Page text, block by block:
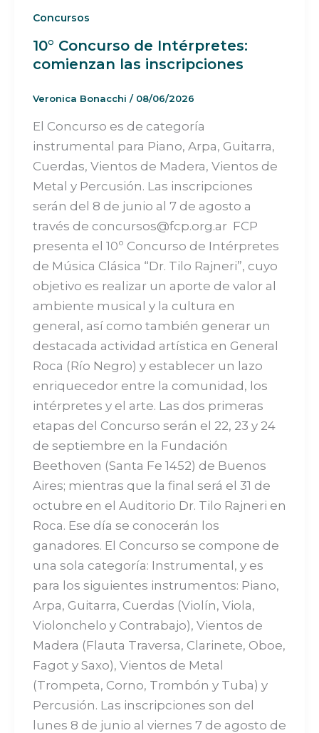
Concursos
10° Concurso de Intérpretes:
comienzan las inscripciones
Veronica Bonacchi / 08/06/2026
El Concurso es de categoría
instrumental para Piano, Arpa, Guitarra,
Cuerdas, Vientos de Madera, Vientos de
Metal y Percusión. Las inscripciones
serán del 8 de junio al 7 de agosto a
través de concursos@fcp.org.ar FCP
presenta el 10º Concurso de Intérpretes
de Música Clásica “Dr. Tilo Rajneri”, cuyo
objetivo es realizar un aporte de valor al
ambiente musical y la cultura en
general, así como también generar un
destacada actividad artística en General
Roca (Río Negro) y establecer un lazo
enriquecedor entre la comunidad, los
intérpretes y el arte. Las dos primeras
etapas del Concurso serán el 22, 23 y 24
de septiembre en la Fundación
Beethoven (Santa Fe 1452) de Buenos
Aires; mientras que la final será el 31 de
octubre en el Auditorio Dr. Tilo Rajneri en
Roca. Ese día se conocerán los
ganadores. El Concurso se compone de
una sola categoría: Instrumental, y es
para los siguientes instrumentos: Piano,
Arpa, Guitarra, Cuerdas (Violín, Viola,
Violonchelo y Contrabajo), Vientos de
Madera (Flauta Traversa, Clarinete, Oboe,
Fagot y Saxo), Vientos de Metal
(Trompeta, Corno, Trombón y Tuba) y
Percusión. Las inscripciones son del
lunes 8 de junio al viernes 7 de agosto de